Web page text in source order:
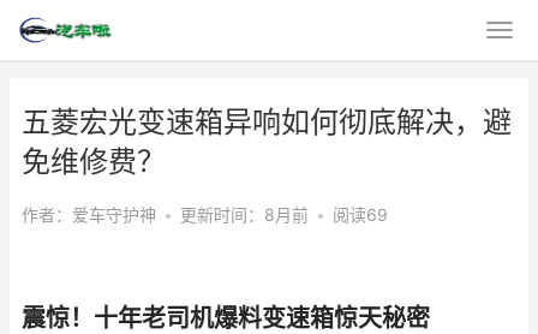
五菱宏光变速箱异响如何彻底解决，避
免维修费？
作者：爱车守护神 • 更新时间：8月前 • 阅读69
震惊！十年老司机爆料变速箱惊天秘密